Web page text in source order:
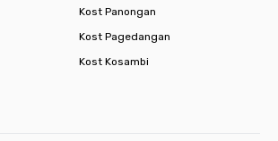
Kost Panongan
Kost Pagedangan
Kost Kosambi